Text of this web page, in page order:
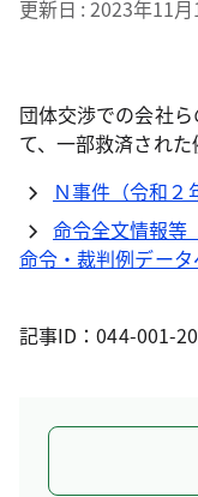
更新日 2023年11月
団体交渉での会社
て、一部救済された
Ｎ事件（令和
命令全文情報等
命令・裁判例データ
記事ID：044-001-